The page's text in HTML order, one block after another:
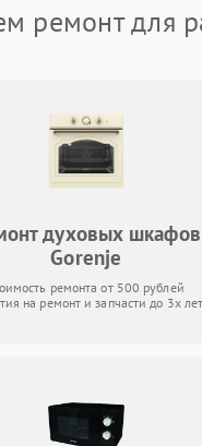
ремонт для
духовых шкафов
Gorenje
ремонта от 500 рублей
на ремонт и запчасти до 3х лет